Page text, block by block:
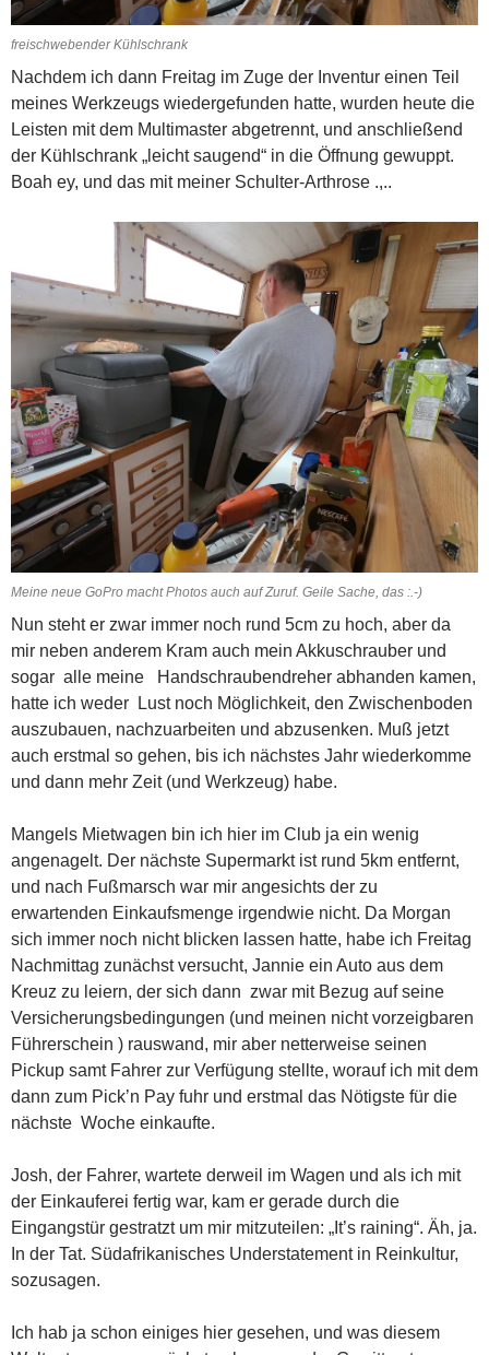
freischwebender Kühlschrank
Nachdem ich dann Freitag im Zuge der Inventur einen Teil
meines Werkzeugs wiedergefunden hatte, wurden heute die
Leisten mit dem Multimaster abgetrennt, und anschließend
der Kühlschrank „leicht saugend“ in die Öffnung gewuppt.
Boah ey, und das mit meiner Schulter-Arthrose .,..
Meine neue GoPro macht Photos auch auf Zuruf. Geile Sache, das :.-)
Nun steht er zwar immer noch rund 5cm zu hoch, aber da
mir neben anderem Kram auch mein Akkuschrauber und
sogar alle meine Handschraubendreher abhanden kamen,
hatte ich weder Lust noch Möglichkeit, den Zwischenboden
auszubauen, nachzuarbeiten und abzusenken. Muß jetzt
auch erstmal so gehen, bis ich nächstes Jahr wiederkomme
und dann mehr Zeit (und Werkzeug) habe.
Mangels Mietwagen bin ich hier im Club ja ein wenig
angenagelt. Der nächste Supermarkt ist rund 5km entfernt,
und nach Fußmarsch war mir angesichts der zu
erwartenden Einkaufsmenge irgendwie nicht. Da Morgan
sich immer noch nicht blicken lassen hatte, habe ich Freitag
Nachmittag zunächst versucht, Jannie ein Auto aus dem
Kreuz zu leiern, der sich dann zwar mit Bezug auf seine
Versicherungsbedingungen (und meinen nicht vorzeigbaren
Führerschein ) rauswand, mir aber netterweise seinen
Pickup samt Fahrer zur Verfügung stellte, worauf ich mit dem
dann zum Pick’n Pay fuhr und erstmal das Nötigste für die
nächste Woche einkaufte.
Josh, der Fahrer, wartete derweil im Wagen und als ich mit
der Einkauferei fertig war, kam er gerade durch die
Eingangstür gestratzt um mir mitzuteilen: „It’s raining“. Äh, ja.
In der Tat. Südafrikanisches Understatement in Reinkultur,
sozusagen.
Ich hab ja schon einiges hier gesehen, und was diesem